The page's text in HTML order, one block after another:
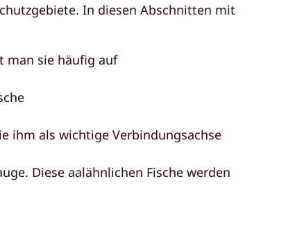
In diesen Abschnitten mit
man sie häufig auf
ihm als wichtige Verbindungsachse
Diese aalähnlichen Fische werden